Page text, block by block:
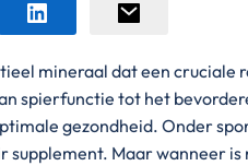
mineraal dat een
spierfunctie tot het
gezondheid. Onder
supplement. Maar wanneer